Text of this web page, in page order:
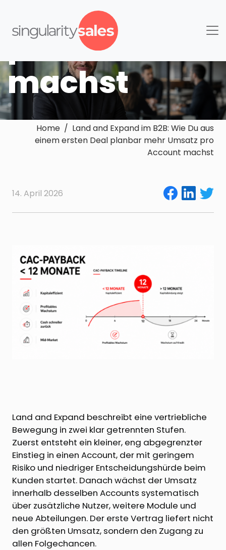
mehr Umsatz
pro Account
machst
Home / Land and Expand im B2B: Wie Du aus
einem ersten Deal planbar mehr Umsatz pro
Account machst
14. April 2026
Land and Expand beschreibt eine vertriebliche
Bewegung in zwei klar getrennten Stufen.
Zuerst entsteht ein kleiner, eng abgegrenzter
Einstieg in einen Account, der mit geringem
Risiko und niedriger Entscheidungshürde beim
Kunden startet. Danach wächst der Umsatz
innerhalb desselben Accounts systematisch
über zusätzliche Nutzer, weitere Module und
neue Abteilungen. Der erste Vertrag liefert nicht
den größten Umsatz, sondern den Zugang zu
allen Folgechancen.